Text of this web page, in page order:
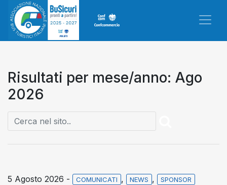
Risultati per mese/anno: Ago
2026
5 Agosto 2026 - COMUNICATI , NEWS , SPONSOR